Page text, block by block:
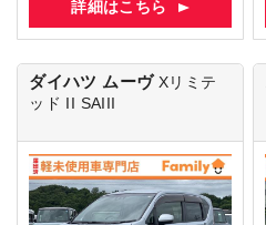
詳細はこちら
ダイハツ ムーヴ Xリミテ
ッド II SAIII